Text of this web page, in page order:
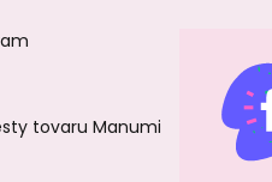
tovaru Manumi